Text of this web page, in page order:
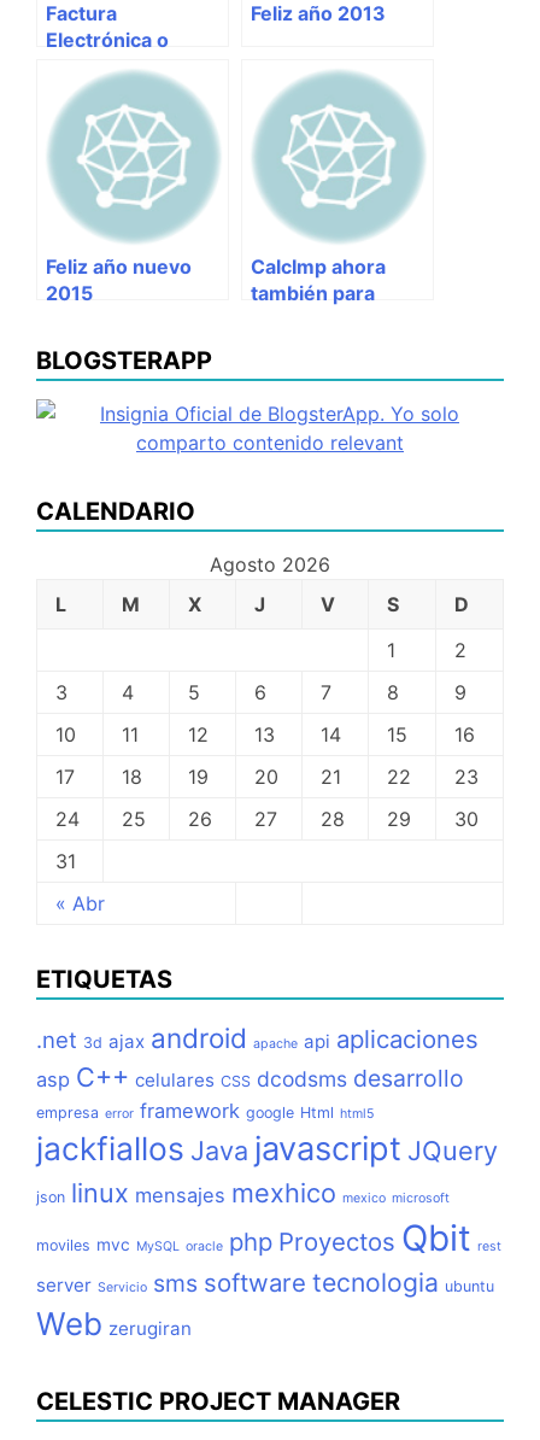
Factura
Electrónica o
Comprobantes
Fiscales Digitales
(CFD)
Feliz año 2013
Feliz año nuevo
2015
CalcImp ahora
también para
BLOGSTERAPP
CALENDARIO
Agosto 2026
L
M X J V S D
« Abr
1
2
3
4 5 6 7 8
9
10
11 12 13 14 15
16
17
18 19 20 21 22
23
24
25 26 27 28 29
30
31
ETIQUETAS
.net 3d ajax android apache api aplicaciones
asp C++ celulares CSS dcodsms desarrollo
empresa error framework google Html html5
jackfiallos Java javascript JQuery
json linux mensajes mexhico mexico microsoft
moviles mvc MySQL oracle php Proyectos Qbit rest
server Servicio sms software tecnologia ubuntu
Web zerugiran
CELESTIC PROJECT MANAGER